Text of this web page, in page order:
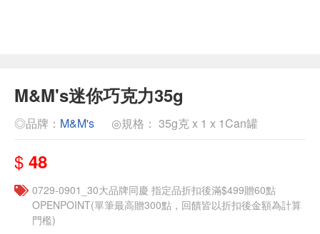
M&M's迷你巧克力35g
◎品牌： M&M's ◎規格： 35g克 x 1 x 1Can罐
$ 48
0729-0901_30大品牌同慶 指定品折扣後滿$499贈60點
OPENPOINT(單筆最高贈300點，回饋皆以折扣後金額為計算
門檻)